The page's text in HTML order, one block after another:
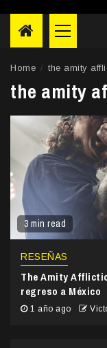
Primary
Menu
Home the amity
the amity
3 min read
RESEÑAS
The Amity
regreso a México
1 año ago